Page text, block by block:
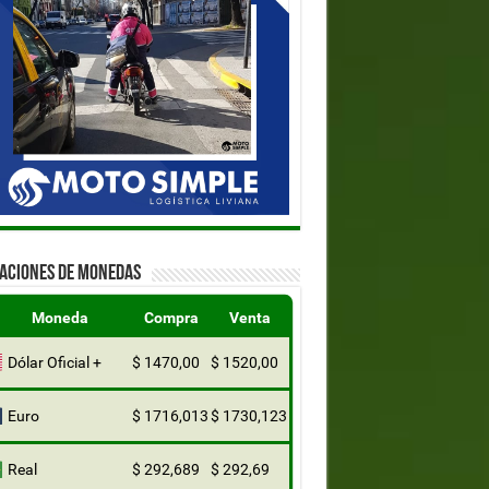
DE MONEDAS
Moneda Compra Venta
Dólar Oficial + $ 1470,00 $ 1520,00
Euro $ 1716,013$ 1730,123
Real $ 292,689 $ 292,69